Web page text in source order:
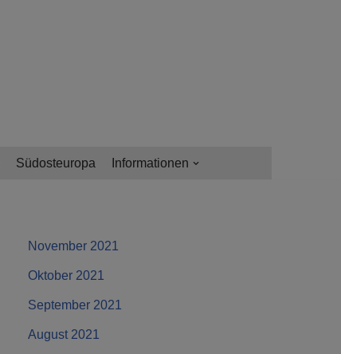
Südosteuropa Informationen
November 2021
Oktober 2021
September 2021
August 2021